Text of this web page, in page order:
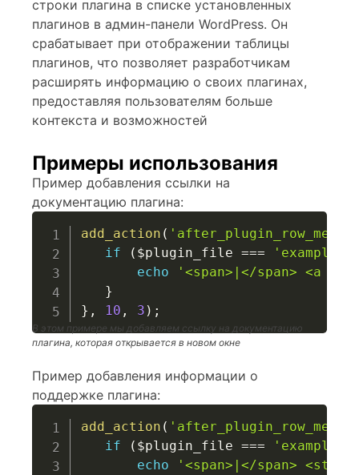
строки плагина в списке установленных
плагинов в админ-панели WordPress. Он
срабатывает при отображении таблицы
плагинов, что позволяет разработчикам
расширять информацию о своих плагинах,
предоставляя пользователям больше
контекста и возможностей
Примеры использования
Пример добавления ссылки на
документацию плагина:
add_action ( 'after_plugin_row_meta'
if
( $plugin_file ===
'example-
echo
'<span>|</span> <a
}
} , 10 , 3 ) ;
В этом примере мы добавляем ссылку на документацию
плагина, которая открывается в новом окне
Пример добавления информации о
поддержке плагина:
add_action ( 'after_plugin_row_meta'
if
( $plugin_file ===
'example-
echo
'<span>|</span>